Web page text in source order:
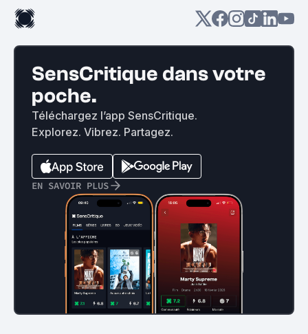
SensCritique dans votre
poche.
Téléchargez l’app SensCritique.
Explorez. Vibrez. Partagez.
EN SAVOIR PLUS